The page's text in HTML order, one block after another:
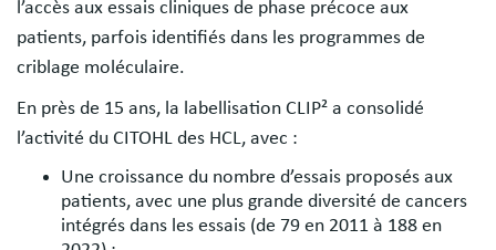
l’accès aux essais cliniques de phase précoce aux
patients, parfois identifiés dans les programmes de
criblage moléculaire.
En près de 15 ans, la labellisation CLIP² a consolidé
l’activité du CITOHL des HCL, avec :
Une croissance du nombre d’essais proposés aux
patients, avec une plus grande diversité de cancers
intégrés dans les essais (de 79 en 2011 à 188 en